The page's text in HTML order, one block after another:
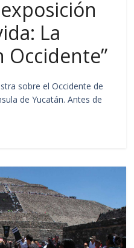
La
Occidente”
sobre el Occidente de
de Yucatán. Antes de